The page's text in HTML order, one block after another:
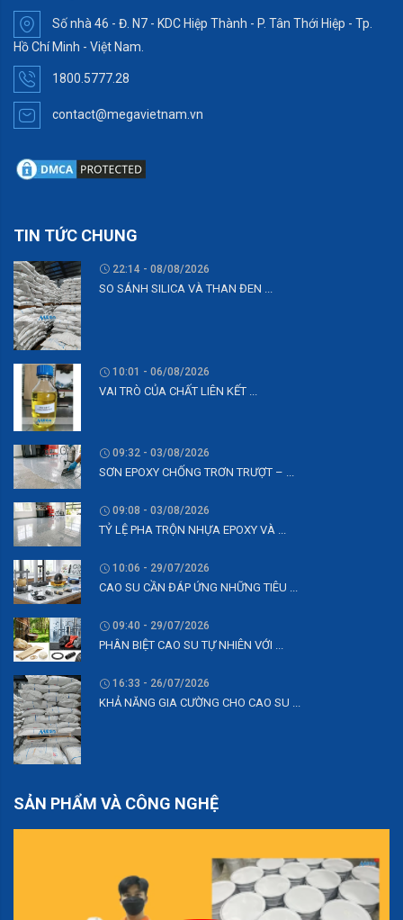
Số nhà 46 - Đ. N7 - KDC Hiệp Thành - P. Tân Thới Hiệp - Tp.
Hồ Chí Minh - Việt Nam.
1800.5777.28
contact@megavietnam.vn
TIN TỨC CHUNG
22:14 - 08/08/2026
SO SÁNH SILICA VÀ THAN ĐEN ...
10:01 - 06/08/2026
VAI TRÒ CỦA CHẤT LIÊN KẾT ...
09:32 - 03/08/2026
SƠN EPOXY CHỐNG TRƠN TRƯỢT – ...
09:08 - 03/08/2026
TỶ LỆ PHA TRỘN NHỰA EPOXY VÀ ...
10:06 - 29/07/2026
CAO SU CẦN ĐÁP ỨNG NHỮNG TIÊU ...
09:40 - 29/07/2026
PHÂN BIỆT CAO SU TỰ NHIÊN VỚI ...
16:33 - 26/07/2026
KHẢ NĂNG GIA CƯỜNG CHO CAO SU ...
SẢN PHẨM VÀ CÔNG NGHỆ